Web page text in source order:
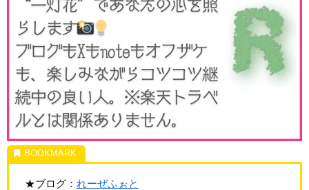
★ブログ： れーぜふぉと